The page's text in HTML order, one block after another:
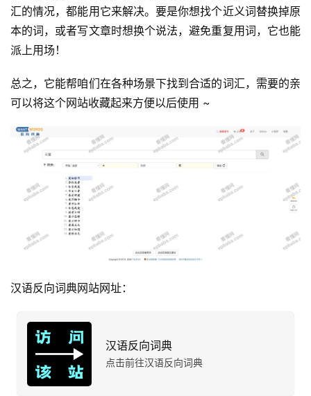
运
产
汇的情况，都能用它来解决。要是你想找个近义词替换掉原
本的词，或者写文章时想换个说法，避免重复用词，它也能
派上用场！
总之，它能帮咱们在各种场景下找到合适的词汇，需要的亲
可以将这个网站收藏起来方便以后使用 ~
汉语反向词典网站网址：
汉语反向词典
点击前往汉语反向词典